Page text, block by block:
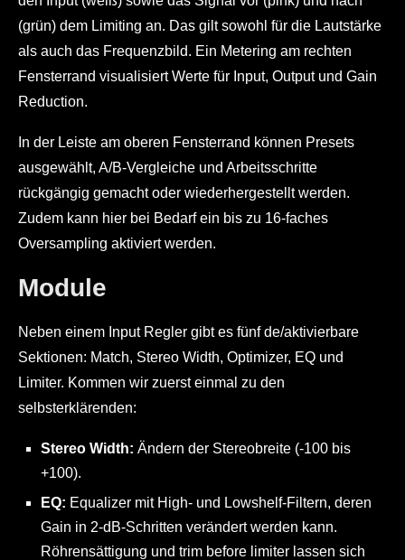
(grün) dem Limiting an. Das gilt sowohl für die Lautstärke
als auch das Frequenzbild. Ein Metering am rechten
Fensterrand visualisiert Werte für Input, Output und Gain
Reduction.
In der Leiste am oberen Fensterrand können Presets
ausgewählt, A/B-Vergleiche und Arbeitsschritte
rückgängig gemacht oder wiederhergestellt werden.
Zudem kann hier bei Bedarf ein bis zu 16-faches
Oversampling aktiviert werden.
Module
Neben einem Input Regler gibt es fünf de/aktivierbare
Sektionen: Match, Stereo Width, Optimizer, EQ und
Limiter. Kommen wir zuerst einmal zu den
selbsterklärenden:
Stereo Width: Ändern der Stereobreite (-100 bis
+100).
EQ: Equalizer mit High- und Lowshelf-Filtern, deren
Gain in 2-dB-Schritten verändert werden kann.
Röhrensättigung und trim before limiter lassen sich